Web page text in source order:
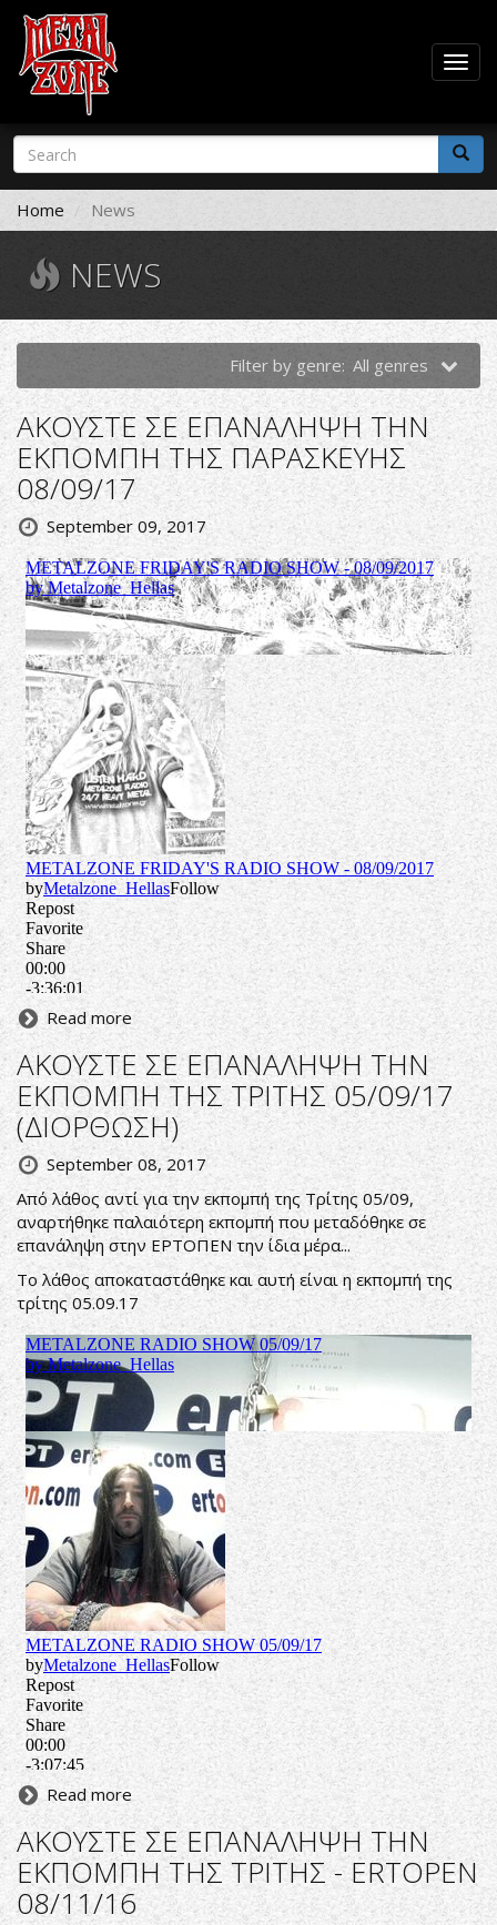
Skip
main
content
Search
form
Search
Home News
NEWS
Filter by genre: All genres
ΑΚΟΥΣΤΕ ΣΕ ΕΠΑΝΑΛΗΨΗ ΤΗΝ
ΕΚΠΟΜΠΗ ΤΗΣ ΠΑΡΑΣΚΕΥΗΣ
08/09/17
September 09, 2017
Read more
ΑΚΟΥΣΤΕ ΣΕ ΕΠΑΝΑΛΗΨΗ ΤΗΝ
ΕΚΠΟΜΠΗ ΤΗΣ ΤΡΙΤΗΣ 05/09/17
(ΔΙΟΡΘΩΣΗ)
September 08, 2017
Από λάθος αντί για την εκπομπή της Τρίτης 05/09,
αναρτήθηκε παλαιότερη εκπομπή που μεταδόθηκε σε
επανάληψη στην ΕΡΤΟΠΕΝ την ίδια μέρα...
Το λάθος αποκαταστάθηκε και αυτή είναι η εκπομπή της
τρίτης 05.09.17
Read more
ΑΚΟΥΣΤΕ ΣΕ ΕΠΑΝΑΛΗΨΗ ΤΗΝ
ΕΚΠΟΜΠΗ ΤΗΣ ΤΡΙΤΗΣ - ERTOPEN
08/11/16